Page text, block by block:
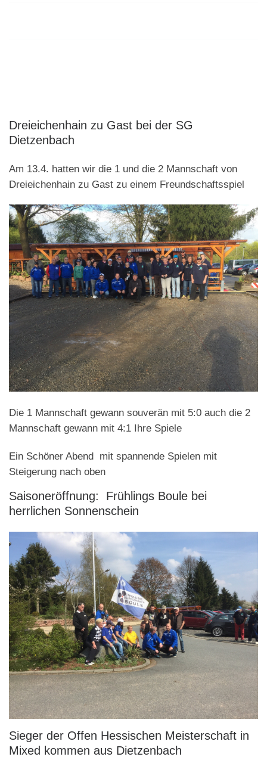
Dreieichenhain zu Gast bei der SG
Dietzenbach
Am 13.4. hatten wir die 1 und die 2 Mannschaft von
Dreieichenhain zu Gast zu einem Freundschaftsspiel
Die 1 Mannschaft gewann souverän mit 5:0 auch die 2
Mannschaft gewann mit 4:1 Ihre Spiele
Ein Schöner Abend mit spannende Spielen mit
Steigerung nach oben
Saisoneröffnung: Frühlings Boule bei
herrlichen Sonnenschein
Sieger der Offen Hessischen Meisterschaft in
Mixed kommen aus Dietzenbach